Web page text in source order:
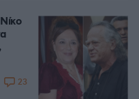
23